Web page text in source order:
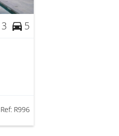
3 5
Ref: R996